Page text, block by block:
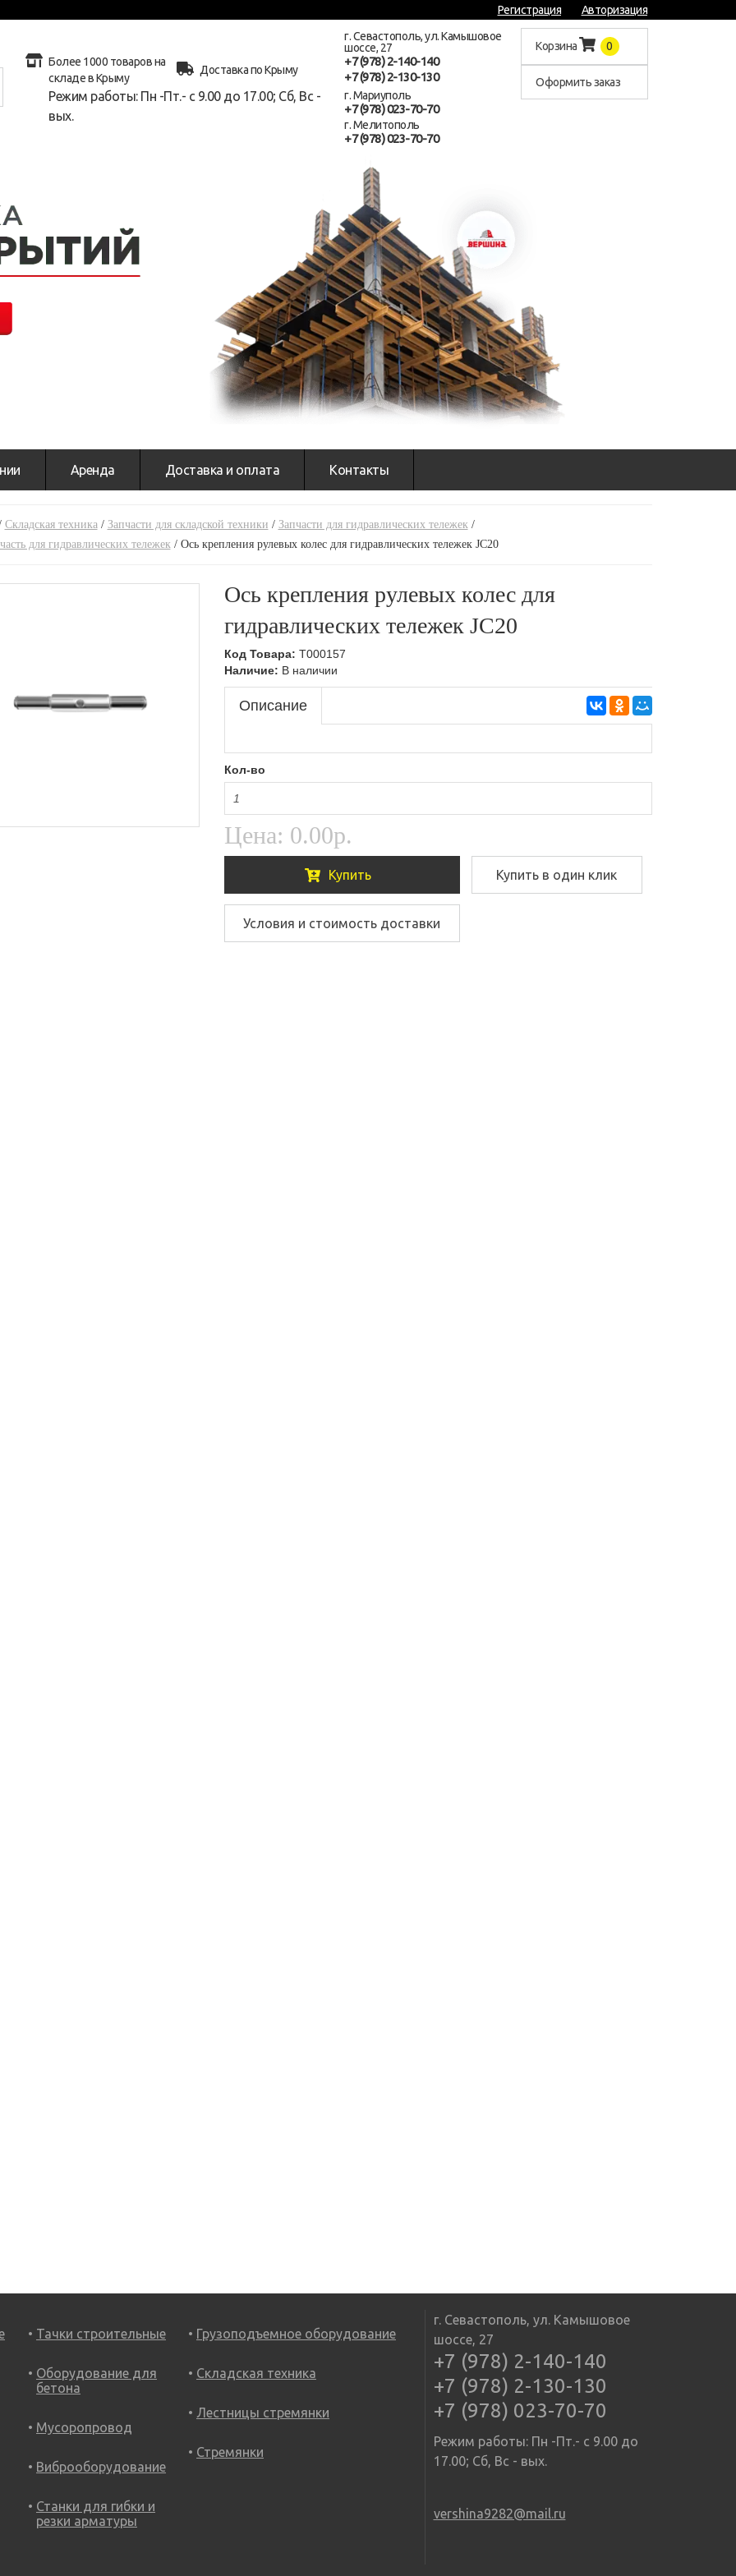
Регистрация Авторизация
Более 1000 товаров на
складе в Крыму
Доставка по Крыму
Режим работы: Пн -Пт.- с 9.00 до 17.00; Сб, Вс -
вых.
г. Севастополь, ул. Камышовое
шоссе, 27
+7 (978) 2-140-140
+7 (978) 2-130-130
г. Мариуполь
+7 (978) 023-70-70
г. Мелитополь
+7 (978) 023-70-70
Корзина 0
Оформить заказ
Аренда Доставка и оплата Контакты
Складская техника/ Запчасти для складской техники / Запчасти для гидравлических тележек/
для гидравлических тележек/ Ось крепления рулевых колес для гидравлических тележек JC20
Ось крепления рулевых колес для
гидравлических тележек JC20
Код Товара: T000157
Наличие: В наличии
Описание
Кол-во
Цена: 0.00р.
Купить Купить в один клик
Условия и стоимость доставки
Тачки строительные
Оборудование для
бетона
Мусоропровод
Виброоборудование
Станки для гибки и
резки арматуры
Грузоподъемное оборудование
Складская техника
Лестницы стремянки
Стремянки
г. Севастополь, ул. Камышовое
шоссе, 27
+7 (978) 2-140-140
+7 (978) 2-130-130
+7 (978) 023-70-70
Режим работы: Пн -Пт.- с 9.00 до
17.00; Сб, Вс - вых.
vershina9282@mail.ru